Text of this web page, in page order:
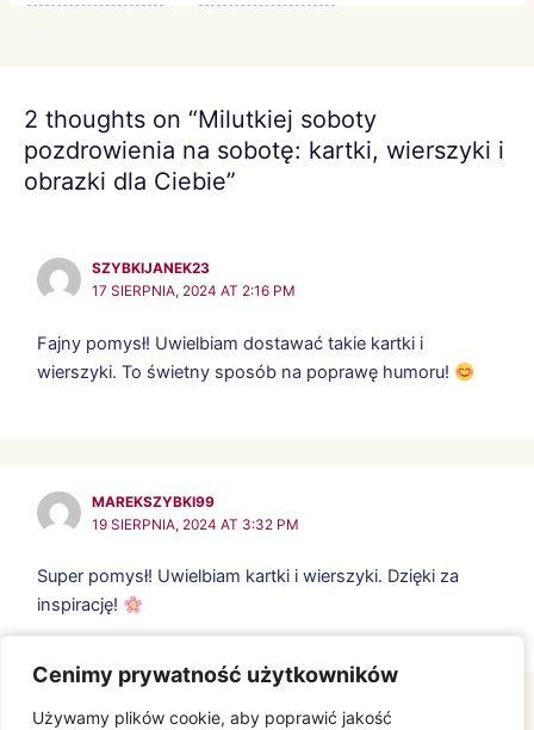
Cenimy prywatność użytkowników
Używamy plików cookie, aby poprawić jakość
Cenimy prywatność użytkowników
Używamy plików cookie, aby poprawić jakość
2 thoughts on “Milutkiej soboty
pozdrowienia na sobotę: kartki, wierszyki i
obrazki dla Ciebie”
SZYBKIJANEK23
17 SIERPNIA, 2024 AT 2:16 PM
Fajny pomysł! Uwielbiam dostawać takie kartki i
wierszyki. To świetny sposób na poprawę humoru!
MAREKSZYBKI99
19 SIERPNIA, 2024 AT 3:32 PM
Super pomysł! Uwielbiam kartki i wierszyki. Dzięki za
inspirację!
Comments are closed.